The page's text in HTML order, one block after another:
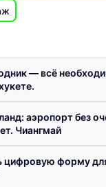
— всё
аэропорт без
Чиангмай
цифровую форму